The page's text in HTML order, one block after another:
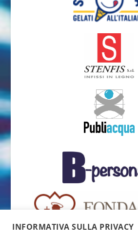
INFORMATIVA SULLA PRIVACY